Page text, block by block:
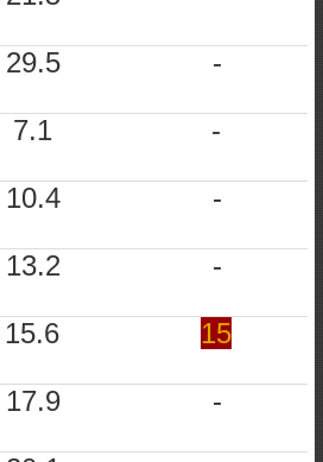
29.5 -
7.1 -
10.4 -
13.2 -
15.6 15
17.9 -